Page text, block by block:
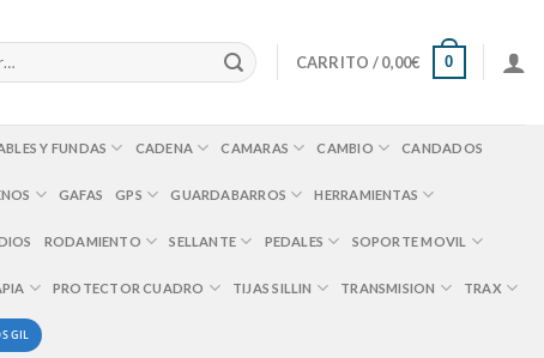
CARRITO /0,00€ 0
Y FUNDAS CADENA CAMARAS CAMBIO CANDADOS
GAFAS GPS GUARDABARROS HERRAMIENTAS
RODAMIENTO SELLANTE PEDALES SOPORTE MOVIL
PROTECTOR CUADRO TIJAS SILLIN TRANSMISION TRAX
GIL